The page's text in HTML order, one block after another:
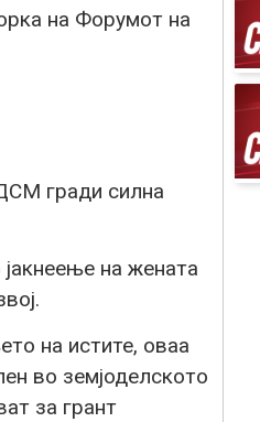
на Форумот на
гради силна
на жената
на истите, оваа
во земјоделското
за грант